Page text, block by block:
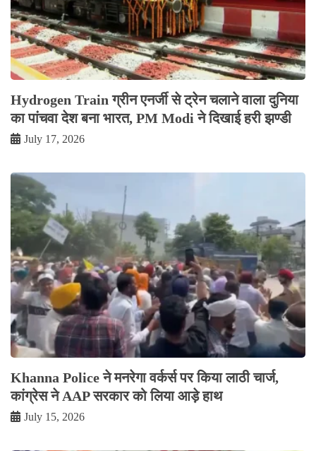
Hydrogen Train ग्रीन एनर्जी से ट्रेन चलाने वाला दुनिया
का पांचवा देश बना भारत, PM Modi ने दिखाई हरी झण्डी
July 17, 2026
Khanna Police ने मनरेगा वर्कर्स पर किया लाठी चार्ज,
कांग्रेस ने AAP सरकार को लिया आड़े हाथ
July 15, 2026